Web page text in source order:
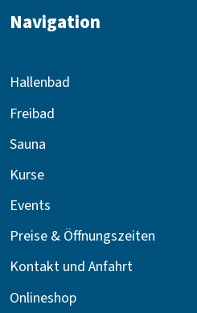
Navigation
Hallenbad
Freibad
Sauna
Kurse
Events
Preise & Öffnungszeiten
Kontakt und Anfahrt
Onlineshop